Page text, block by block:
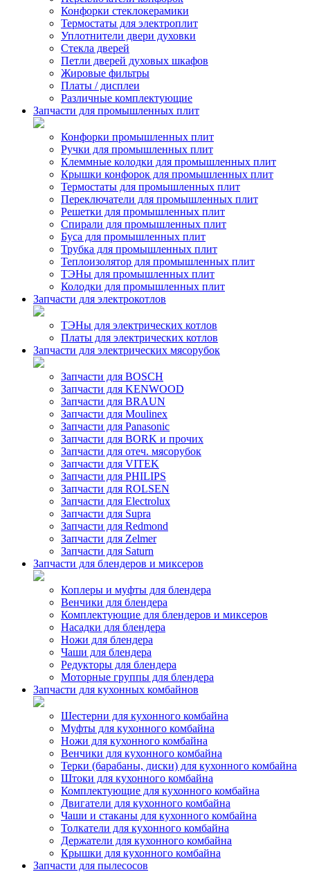
Конфорки стеклокерамики
Термостаты для электроплит
Уплотнители двери духовки
Стекла дверей
Петли дверей духовых шкафов
Жировые фильтры
Платы / дисплеи
Различные комплектующие
Запчасти для промышленных плит
Конфорки промышленных плит
Ручки для промышленных плит
Клеммные колодки для промышленных плит
Крышки конфорок для промышленных плит
Термостаты для промышленных плит
Переключатели для промышленных плит
Решетки для промышленных плит
Спирали для промышленных плит
Буса для промышленных плит
Трубка для промышленных плит
Теплоизолятор для промышленных плит
ТЭНы для промышленных плит
Колодки для промышленных плит
Запчасти для электрокотлов
ТЭНы для электрических котлов
Платы для электрических котлов
Запчасти для электрических мясорубок
Запчасти для BOSCH
Запчасти для KENWOOD
Запчасти для BRAUN
Запчасти для Moulinex
Запчасти для Panasonic
Запчасти для BORK и прочих
Запчасти для отеч. мясорубок
Запчасти для VITEK
Запчасти для PHILIPS
Запчасти для ROLSEN
Запчасти для Electrolux
Запчасти для Supra
Запчасти для Redmond
Запчасти для Zelmer
Запчасти для Saturn
Запчасти для блендеров и миксеров
Коплеры и муфты для блендера
Венчики для блендера
Комплектующие для блендеров и миксеров
Насадки для блендера
Ножи для блендера
Чаши для блендера
Редукторы для блендера
Моторные группы для блендера
Запчасти для кухонных комбайнов
Шестерни для кухонного комбайна
Муфты для кухонного комбайна
Ножи для кухонного комбайна
Венчики для кухонного комбайна
Терки (барабаны, диски) для кухонного комбайна
Штоки для кухонного комбайна
Комплектующие для кухонного комбайна
Двигатели для кухонного комбайна
Чаши и стаканы для кухонного комбайна
Толкатели для кухонного комбайна
Держатели для кухонного комбайна
Крышки для кухонного комбайна
Запчасти для пылесосов